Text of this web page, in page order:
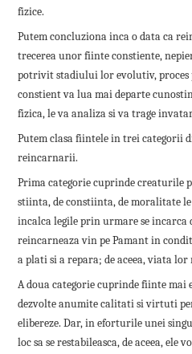
fizice.
Putem concluziona inca o data ca
trecerea unor fiinte constiente,
potrivit stadiului lor evolutiv,
constient va lua mai departe
fizica, le va analiza si va trage
Putem clasa fiintele in trei categorii
reincarnarii.
Prima categorie cuprinde creaturile
stiinta, de constiinta, de moralitate
incalca legile prin urmare se incarca
reincarneaza vin pe Pamant in
a plati si a repara; de aceea, viata lor
A doua categorie cuprinde fiinte mai
dezvolte anumite calitati si virtuti
elibereze. Dar, in eforturile unei
loc sa se restabileasca, de aceea, ele